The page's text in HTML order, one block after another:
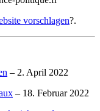
vorschlagen?.
– 2. April 2022
– 18. Februar 2022